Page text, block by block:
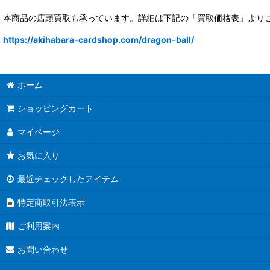
本商品の店頭買取も承っています。詳細は下記の「買取価格表」より
https://akihabara-cardshop.com/dragon-ball/
ホーム
ショッピングカート
マイページ
お気に入り
最近チェックしたアイテム
特定商取引法表示
ご利用案内
お問い合わせ